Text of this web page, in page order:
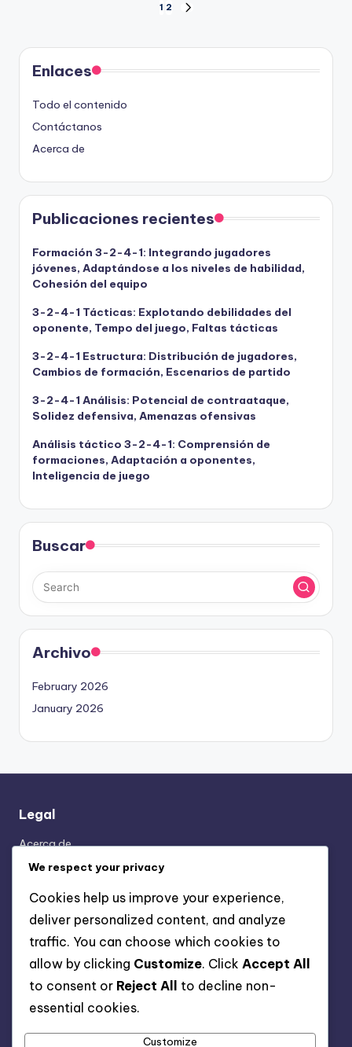
pagination
1 2
Enlaces
Todo el contenido
Contáctanos
Acerca de
Publicaciones recientes
Formación 3-2-4-1: Integrando jugadores
jóvenes, Adaptándose a los niveles de habilidad,
Cohesión del equipo
3-2-4-1 Tácticas: Explotando debilidades del
oponente, Tempo del juego, Faltas tácticas
3-2-4-1 Estructura: Distribución de jugadores,
Cambios de formación, Escenarios de partido
3-2-4-1 Análisis: Potencial de contraataque,
Solidez defensiva, Amenazas ofensivas
Análisis táctico 3-2-4-1: Comprensión de
formaciones, Adaptación a oponentes,
Inteligencia de juego
Buscar
Archivo
February 2026
January 2026
Legal
Acerca de
Términos y condiciones
Cookies y seguimiento
Categorías
Análisis de la Formación de la Estructura 3-2-4-1
Desglose Táctico de Estrategias 3-2-4-1
We respect your privacy
Cookies help us improve your experience,
deliver personalized content, and analyze
traffic. You can choose which cookies to
allow by clicking Customize. Click Accept All
to consent or Reject All
to decline non-
essential cookies.
Customize